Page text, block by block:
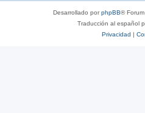
Desarrollado porphpBB®
Traducción al español
Privacidad |